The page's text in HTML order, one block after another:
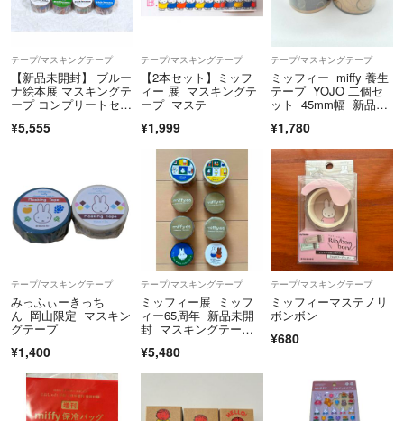
台紙が折れ曲がったと言われたことがありますが神経質な方は購入を控
えていただくか購入者様が送料を負担していただき、ゆうパック等の保
こちらも出来る限り丁寧な梱包を心掛けておりますので宜しくお願いし
ます。
☆厚さがあるものに関しましては厚みを抑えての発送となります。予め
☆発送に希望がある方は購入前にコメントをお願いいたします。
購入後の発送日の希望等受け付けません。
仕事をしていますので基本的に土日の発送です。
発送の目安は4～7日にさせていただいております。
お支払い完了から最大7日お時間を頂戴しております。
☆ポスト投函することがあります!
発送した日と消印が1日違うと評価でコメントいただきましたがポスト
投函の場合集荷時間が決まっていますので日にちがズレることがありま
予めご了承ください。
テープ/マスキングテープ
【新品未開封】 ブルー
ナ絵本展 マスキングテ
ープ コンプリートセッ
¥5,555
テープ/マスキングテープ
【2本セット】ミッフ
ィー 展 マスキングテ
ープ マステ
¥1,999
テープ/マスキングテープ
ミッフィー miffy 養生
テープ YOJO 二個セ
ット 45mm幅 新品未
¥1,780
テープ/マスキングテープ
みっふぃーきっち
ん 岡山限定 マスキン
グテープ
¥1,400
テープ/マスキングテープ
ミッフィー展 ミッフ
ィー65周年 新品未開
封 マスキングテー
¥5,480
テープ/マスキングテープ
ミッフィーマステノリ
ボンボン
¥680